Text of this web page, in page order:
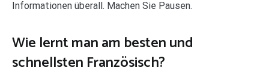
Informationen überall. Machen Sie Pausen.
Wie lernt man am besten und
schnellsten Französisch?